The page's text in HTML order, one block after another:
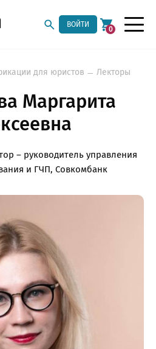
ВОЙТИ
0
для юристов Лекторы
Маргарита
– руководитель управления
и ГЧП, Совкомбанк